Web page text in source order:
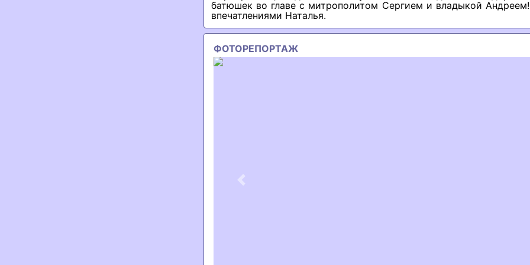
батюшек во главе с митрополитом Сергием и владыкой
впечатлениями Наталья.
ФОТОРЕПОРТАЖ
Previous